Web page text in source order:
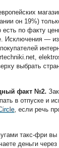
он 19%)
есть по факту
Исключения —
выбрать
факт №2.
в отпуске и
, если речь
такс-фри
деньги